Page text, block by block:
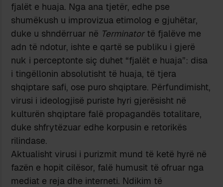
fjalët e huaja. Nga ana tjetër, edhe pse
shumëkush u improvizua etimolog e gjuhëtar,
duke u shndërruar në Terminatortë fjalëve me
adn të ndotur, ishte e qartë se publiku i gjerë
nuk i perceptonte siç duhet “fjalët e huaja”: disa
i tingëllonin absolutisht të huaja, të tjera
shqiptare safi, ose puro shqiptare. Përfundimisht,
virusi i ideologjisë puriste hyri gjerësisht në
kulturën shqiptare falë propagandës totalitare,
duke shfrytëzuar edhe korpusin e retorikës
rilindase.
Aktualisht virusi i purizmit mund të ketë hyrë në
fazën e hopit cilësor, falë humusit të ofruar nga
mediat e reja dhe interneti. Ndikim të